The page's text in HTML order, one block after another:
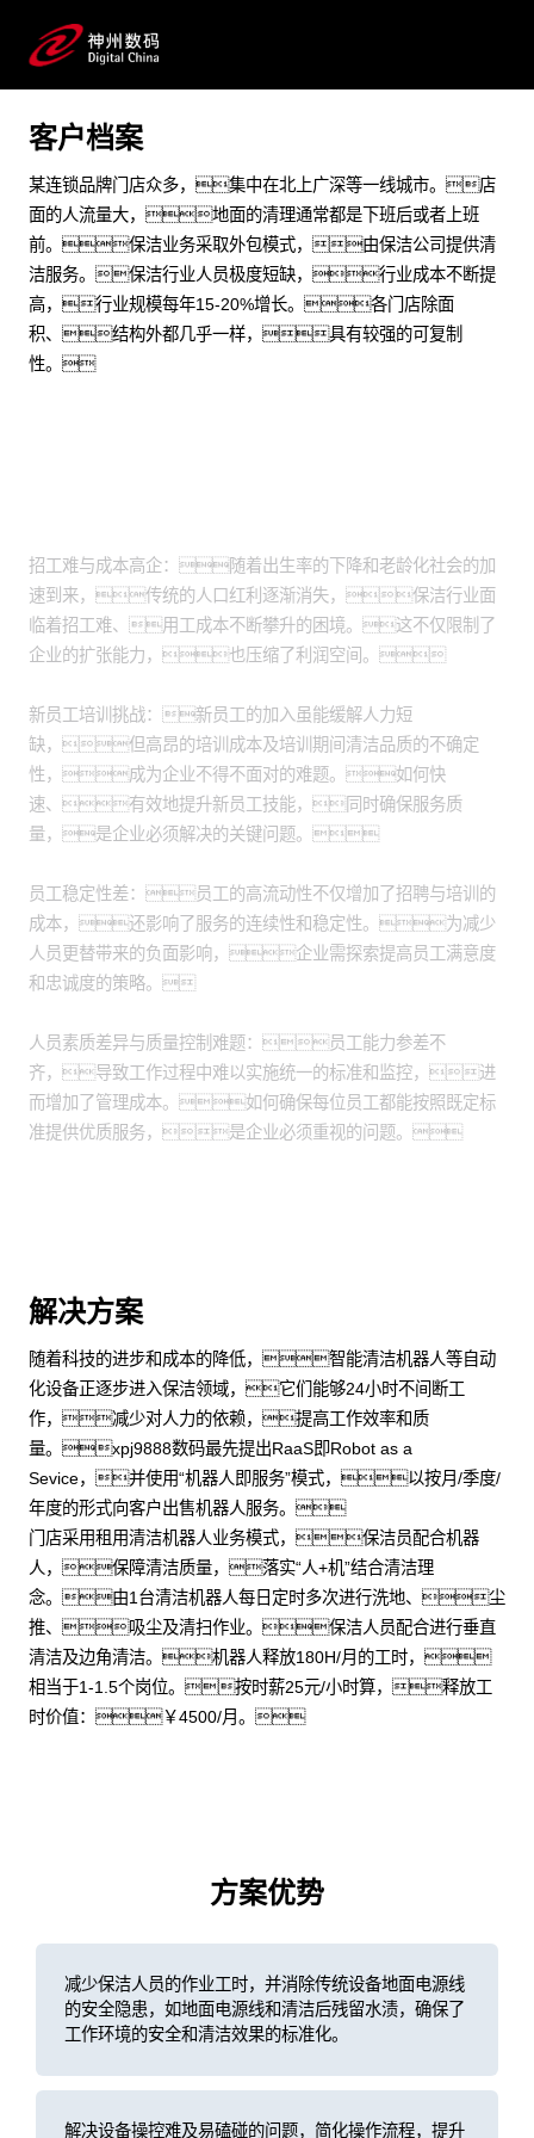
洁，实现更优化的价值收益
预约专家咨询
客户档案
某连锁品牌门店众多，集中在北上广深等一线城市。店
面的人流量大，地面的清理通常都是下班后或者上班
前。保洁业务采取外包模式，由保洁公司提供清
洁服务。保洁行业人员极度短缺，行业成本不断提
高，行业规模每年15-20%增长。各门店除面
积、结构外都几乎一样，具有较强的可复制
性。
招工难与成本高企：随着出生率的下降和老龄化社会的加
速到来，传统的人口红利逐渐消失，保洁行业面
临着招工难、用工成本不断攀升的困境。这不仅限制了
企业的扩张能力，也压缩了利润空间。
新员工培训挑战：新员工的加入虽能缓解人力短
缺，但高昂的培训成本及培训期间清洁品质的不确定
性，成为企业不得不面对的难题。如何快
速、有效地提升新员工技能，同时确保服务质
量，是企业必须解决的关键问题。
员工稳定性差：员工的高流动性不仅增加了招聘与培训的
成本，还影响了服务的连续性和稳定性。为减少
人员更替带来的负面影响，企业需探索提高员工满意度
和忠诚度的策略。
人员素质差异与质量控制难题：员工能力参差不
齐，导致工作过程中难以实施统一的标准和监控，进
而增加了管理成本。如何确保每位员工都能按照既定标
准提供优质服务，是企业必须重视的问题。
解决方案
随着科技的进步和成本的降低，智能清洁机器人等自动
化设备正逐步进入保洁领域，它们能够24小时不间断工
作，减少对人力的依赖，提高工作效率和质
量。xpj9888数码最先提出RaaS即Robot as a
Sevice，并使用“机器人即服务”模式，以按月/季度/
年度的形式向客户出售机器人服务。
门店采用租用清洁机器人业务模式，保洁员配合机器
人，保障清洁质量，落实“人+机”结合清洁理
念。由1台清洁机器人每日定时多次进行洗地、尘
推、吸尘及清扫作业。保洁人员配合进行垂直
清洁及边角清洁。机器人释放180H/月的工时，
相当于1-1.5个岗位。按时薪25元/小时算，释放工
时价值：￥4500/月。
方案优势
减少保洁人员的作业工时，并消除传统设备地面电源线
的安全隐患，如地面电源线和清洁后残留水渍，确保了
工作环境的安全和清洁效果的标准化。
解决设备操控难及易磕碰的问题，简化操作流程，提升